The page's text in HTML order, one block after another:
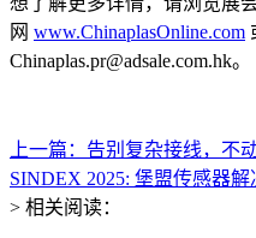
网 www.ChinaplasOnline.com
Chinaplas.pr@adsale.com.hk。
上一篇：告别复杂接线，不
SINDEX 2025: 堡盟传感器解
> 相关阅读：